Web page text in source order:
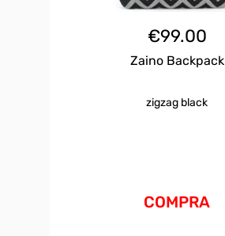
€99.00
Zaino Backpack
zigzag black
COMPRA